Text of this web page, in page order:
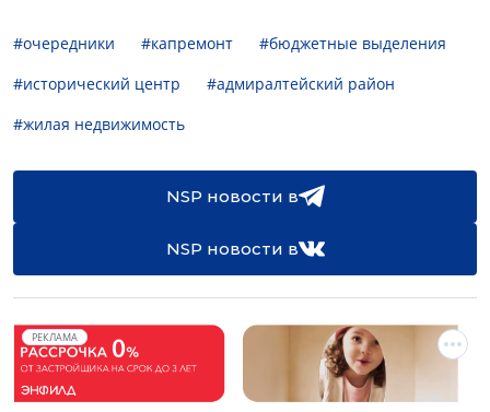
#очередники #капремонт
#бюджетные выделения
#исторический центр
#адмиралтейский район
#жилая недвижимость
NSP новости в
NSP новости в
РЕКЛАМА